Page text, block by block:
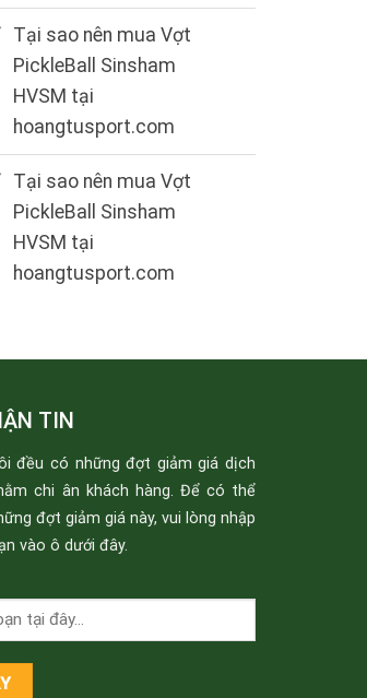
Tại sao nên mua Vợt
PickleBall Sinsham
HVSM tại
hoangtusport.com
Tại sao nên mua Vợt
PickleBall Sinsham
HVSM tại
hoangtusport.com
TIN
đều có những đợt giảm giá dịch
chi ân khách hàng. Để có thể
đợt giảm giá này, vui lòng nhập
vào ô dưới đây.